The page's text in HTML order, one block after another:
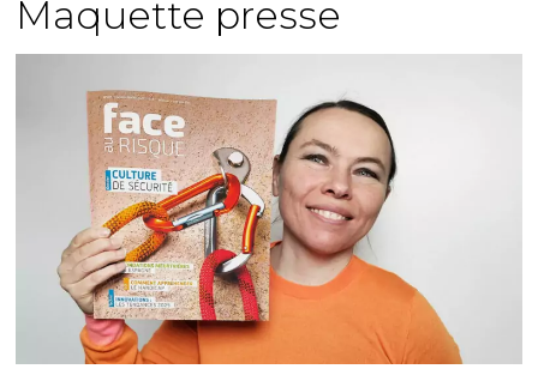
Maquette presse